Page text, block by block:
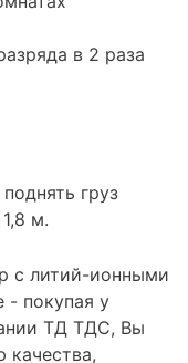
в 2 раза
груз
м.
с литий-ионными
- покупая у
ТД ТДС, Вы
качества,